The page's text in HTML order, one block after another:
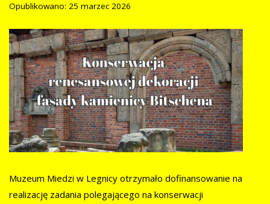
Opublikowano: 25 marzec 2026
Muzeum Miedzi w Legnicy otrzymało dofinansowanie na
realizację zadania polegającego na konserwacji